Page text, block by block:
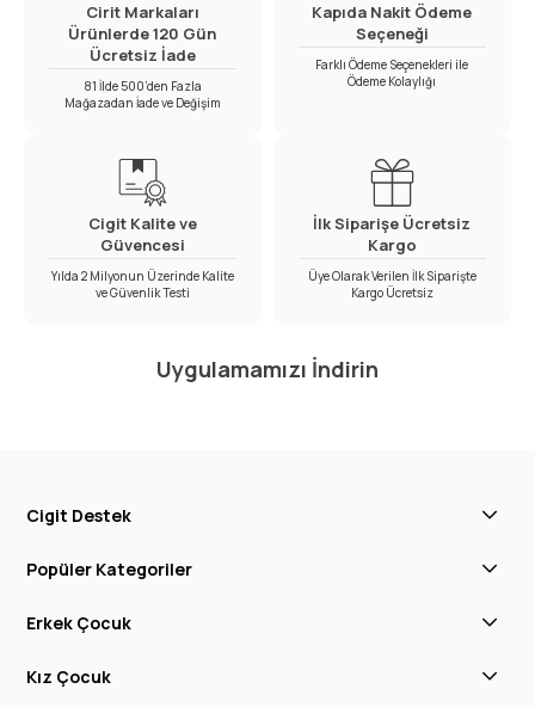
Cirit Markaları
Ürünlerde 120 Gün
Ücretsiz İade
81 İlde 500’den Fazla
Mağazadan İade ve Değişim
Kapıda Nakit Ödeme
Seçeneği
Farklı Ödeme Seçenekleri ile
Ödeme Kolaylığı
Cigit Kalite ve
Güvencesi
Yılda 2 Milyonun Üzerinde Kalite
ve Güvenlik Testi
İlk Siparişe Ücretsiz
Kargo
Üye Olarak Verilen İlk Siparişte
Kargo Ücretsiz
Uygulamamızı İndirin
Cigit Destek
Popüler Kategoriler
Erkek Çocuk
Kız Çocuk